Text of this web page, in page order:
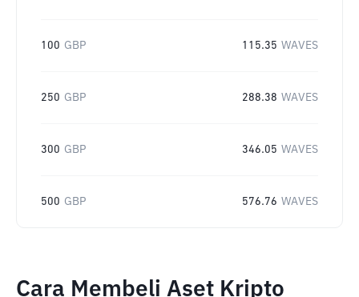
100 GBP 115.35 WAVES
250 GBP 288.38 WAVES
300 GBP 346.05 WAVES
500 GBP 576.76 WAVES
Cara Membeli Aset Kripto